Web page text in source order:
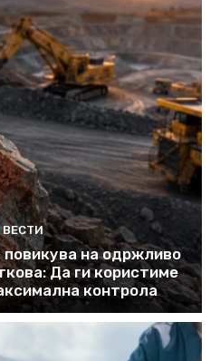
ВЕСТИ
повикува на одржливо
Да ги користиме
контрола